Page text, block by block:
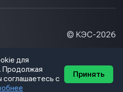
© КЭС-2026
для
Продолжая
соглашаетесь с
Принять